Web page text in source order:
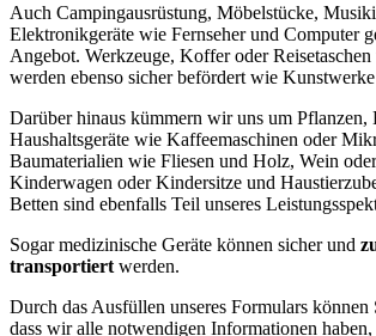
Auch Campingausrüstung, Möbelstücke,
Elektronikgeräte wie Fernseher und Computer
Angebot. Werkzeuge, Koffer oder
werden ebenso sicher befördert wie
Darüber hinaus kümmern wir uns um Pflanzen,
Haushaltsgeräte wie Kaffeemaschinen oder
Baumaterialien wie Fliesen und Holz, Wein
Kinderwagen oder Kindersitze und
Betten sind ebenfalls Teil unseres
Sogar medizinische Geräte können sicher und
transportiert werden.
Durch das Ausfüllen unseres Formulars können
dass wir alle notwendigen Informationen